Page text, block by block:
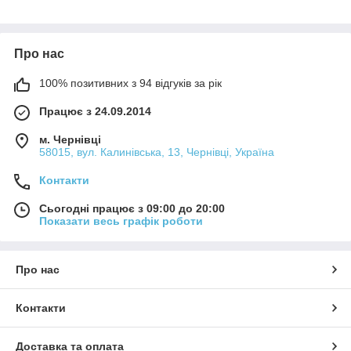
Про нас
100% позитивних з 94 відгуків за рік
Працює з 24.09.2014
м. Чернівці
58015, вул. Калинівська, 13, Чернівці, Україна
Контакти
Сьогодні працює з 09:00 до 20:00
Показати весь графік роботи
Про нас
Контакти
Доставка та оплата